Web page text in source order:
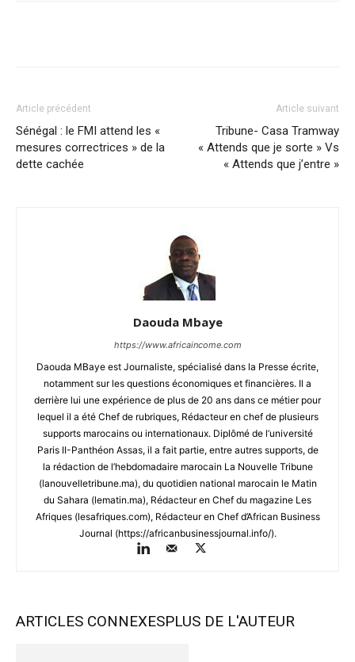
Article précédent
Sénégal : le FMI attend les «
mesures correctrices » de la
dette cachée
Article suivant
Tribune- Casa Tramway
« Attends que je sorte » Vs
« Attends que j’entre »
Daouda Mbaye
https://www.africaincome.com
Daouda MBaye est Journaliste, spécialisé dans la Presse écrite,
notamment sur les questions économiques et financières. Il a
derrière lui une expérience de plus de 20 ans dans ce métier pour
lequel il a été Chef de rubriques, Rédacteur en chef de plusieurs
supports marocains ou internationaux. Diplômé de l’université
Paris II-Panthéon Assas, il a fait partie, entre autres supports, de
la rédaction de l’hebdomadaire marocain La Nouvelle Tribune
(lanouvelletribune.ma), du quotidien national marocain le Matin
du Sahara (lematin.ma), Rédacteur en Chef du magazine Les
Afriques (lesafriques.com), Rédacteur en Chef d’African Business
Journal (https://africanbusinessjournal.info/).
ARTICLES CONNEXESPLUS DE L'AUTEUR